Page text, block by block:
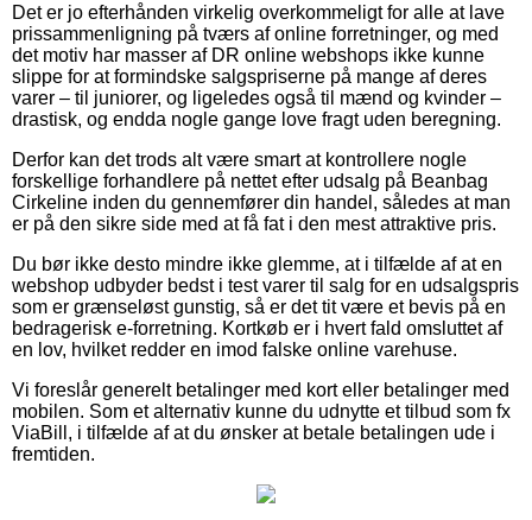
Det er jo efterhånden virkelig overkommeligt for alle at lave
prissammenligning på tværs af online forretninger, og med
det motiv har masser af DR online webshops ikke kunne
slippe for at formindske salgspriserne på mange af deres
varer – til juniorer, og ligeledes også til mænd og kvinder –
drastisk, og endda nogle gange love fragt uden beregning.
Derfor kan det trods alt være smart at kontrollere nogle
forskellige forhandlere på nettet efter udsalg på Beanbag
Cirkeline inden du gennemfører din handel, således at man
er på den sikre side med at få fat i den mest attraktive pris.
Du bør ikke desto mindre ikke glemme, at i tilfælde af at en
webshop udbyder bedst i test varer til salg for en udsalgspris
som er grænseløst gunstig, så er det tit være et bevis på en
bedragerisk e-forretning. Kortkøb er i hvert fald omsluttet af
en lov, hvilket redder en imod falske online varehuse.
Vi foreslår generelt betalinger med kort eller betalinger med
mobilen. Som et alternativ kunne du udnytte et tilbud som fx
ViaBill, i tilfælde af at du ønsker at betale betalingen ude i
fremtiden.